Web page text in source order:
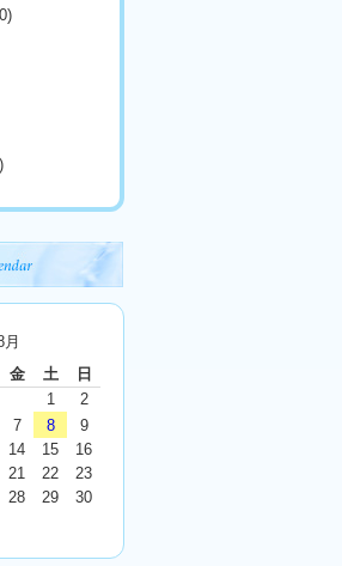
金 土 日
1
2
7 8
9
14 15
16
21 22
23
28 29
30